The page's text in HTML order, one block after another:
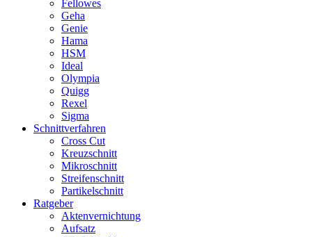
Fellowes
Geha
Genie
Hama
HSM
Ideal
Olympia
Quigg
Rexel
Sigma
Schnittverfahren
Cross Cut
Kreuzschnitt
Mikroschnitt
Streifenschnitt
Partikelschnitt
Ratgeber
Aktenvernichtung
Aufsatz